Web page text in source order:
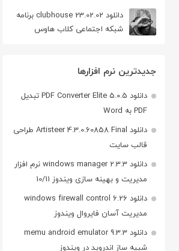
دانلود clubhouse 23.02.02 برنامه
شبکه اجتماعی کلاب هاوس
جدیدترین نرم افزارها
دانلود PDF Converter Elite 5.0.5 تبدیل
PDF به Word
دانلود Artisteer 4.3.0.60858 Final طراحی
قالب سایت
دانلود windows manager 2.3.3 نرم افزار
مدیریت و بهینه سازی ویندوز 10/11
دانلود windows firewall control 6.26
مدیریت آسان فایروال ویندوز
دانلود memu android emulator 9.3.3
شبیه ساز اندروید در ویندوز